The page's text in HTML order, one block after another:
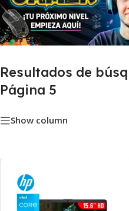
Resultados de
Página 5
Show column